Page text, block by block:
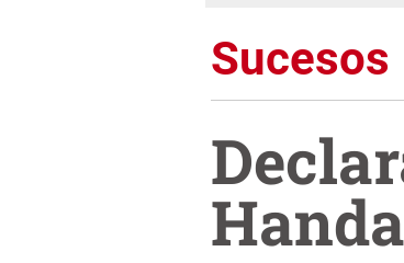
Sucesos